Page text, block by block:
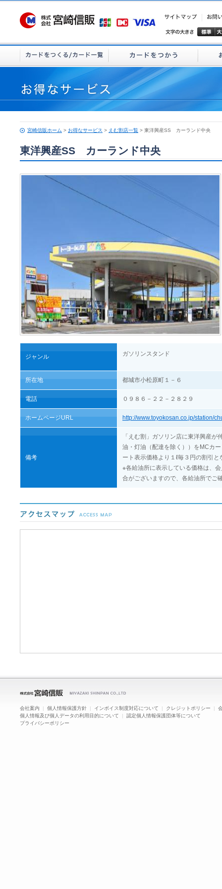
宮崎信販ホーム > お得なサービス > えむ割店一覧 > 東洋興産SS カーランド中央
東洋興産SS カーランド中央
ジャンル ガソリンスタンド
所在地 都城市小松原町１－６
電話 ０９８６－２２－２８２９
ホームページURL http://www.toyokosan.co.jp/station/
備考
「えむ割」ガソリン店に東洋興産
油・灯油（配達を除く））をMCカ
ート表示価格より１ℓ毎３円の割引
※各給油所に表示している価格は、
合がございますので、各給油所で
会社案内 | 個人情報保護方針 | インボイス制度対応について | クレジットポリシー |
個人情報及び個人データの利用目的について | 認定個人情報保護団体等について
プライバシーポリシー